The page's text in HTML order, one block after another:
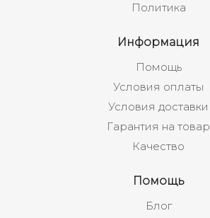
Политика
Информация
Помощь
Условия оплаты
Условия доставки
Гарантия на товар
Качество
Помощь
Блог